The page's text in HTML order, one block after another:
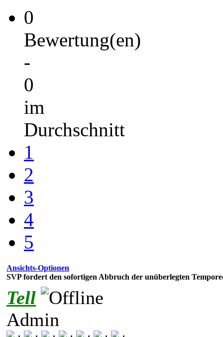
0
Bewertung(en)
-
0
im
Durchschnitt
1
2
3
4
5
Ansichts-Optionen
SVP fordert den sofortigen Abbruch der unüberlegten
Tell
Admin